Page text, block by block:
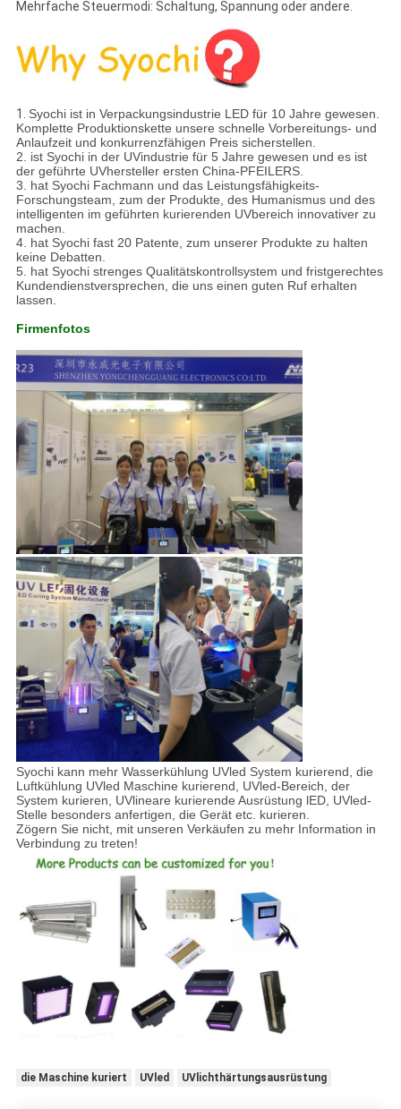
Mehrfache Steuermodi: Schaltung, Spannung oder andere.
1. Syochi ist in Verpackungsindustrie LED für 10 Jahre gewesen.
Komplette Produktionskette unsere schnelle Vorbereitungs- und
Anlaufzeit und konkurrenzfähigen Preis sicherstellen.
2. ist Syochi in der UVindustrie für 5 Jahre gewesen und es ist
der geführte UVhersteller ersten China-PFEILERS.
3. hat Syochi Fachmann und das Leistungsfähigkeits-
Forschungsteam, zum der Produkte, des Humanismus und des
intelligenten im geführten kurierenden UVbereich innovativer zu
machen.
4. hat Syochi fast 20 Patente, zum unserer Produkte zu halten
keine Debatten.
5. hat Syochi strenges Qualitätskontrollsystem und fristgerechtes
Kundendienstversprechen, die uns einen guten Ruf erhalten
lassen.
Firmenfotos
Syochi kann mehr Wasserkühlung UVled System kurierend, die
Luftkühlung UVled Maschine kurierend, UVled-Bereich, der
System kurieren, UVlineare kurierende Ausrüstung lED, UVled-
Stelle besonders anfertigen, die Gerät etc. kurieren.
Zögern Sie nicht, mit unseren Verkäufen zu mehr Information in
Verbindung zu treten!
die Maschine kuriert UVled UVlichthärtungsausrüstung